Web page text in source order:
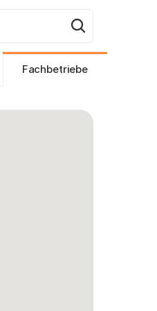
Fachbetriebe